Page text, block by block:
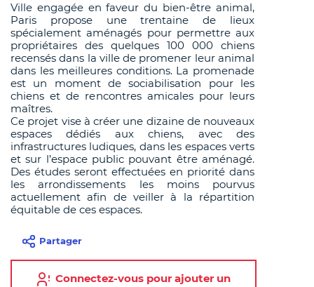
Ville engagée en faveur du bien-être animal,
Paris propose une trentaine de lieux
spécialement aménagés pour permettre aux
propriétaires des quelques 100 000 chiens
recensés dans la ville de promener leur animal
dans les meilleures conditions. La promenade
est un moment de sociabilisation pour les
chiens et de rencontres amicales pour leurs
maîtres.
Ce projet vise à créer une dizaine de nouveaux
espaces dédiés aux chiens, avec des
infrastructures ludiques, dans les espaces verts
et sur l’espace public pouvant être aménagé.
Des études seront effectuées en priorité dans
les arrondissements les moins pourvus
actuellement afin de veiller à la répartition
équitable de ces espaces.
Partager
Connectez-vous pour ajouter un